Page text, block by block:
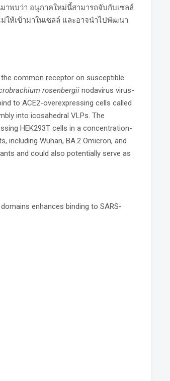
าพบว่า อนุภาคใหม่นี้สามารถจับกับเซลล์
ให้เข้ามาในเซลล์ และอาจนำไปพัฒนา
common receptor on susceptible
rosenbergii nodavirus virus-
to ACE2-overexpressing cells called
into icosahedral VLPs. The
HEK293T cells in a concentration-
including Wuhan, BA.2 Omicron, and
and could also potentially serve as
enhances binding to SARS-